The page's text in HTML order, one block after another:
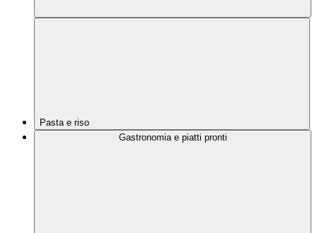
Pasta e riso
Gastronomia e piatti pronti